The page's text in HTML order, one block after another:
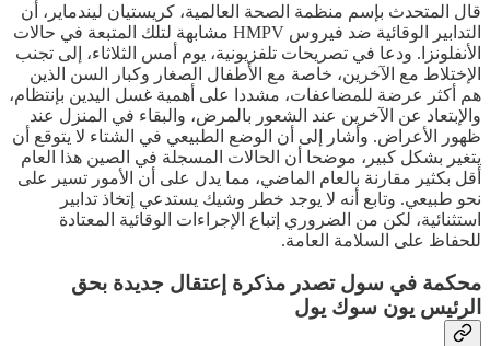
قال المتحدث بإسم منظمة الصحة العالمية، كريستيان ليندماير، أن
التدابير الوقائية ضد فيروس HMPV مشابهة لتلك المتبعة في حالات
الأنفلونزا. ودعا في تصريحات تلفزيونية، يوم أمس الثلاثاء، إلى تجنب
الإختلاط مع الآخرين، خاصة مع الأطفال الصغار وكبار السن الذين
هم أكثر عرضة للمضاعفات، مشددا على أهمية غسل اليدين بإنتظام،
والإبتعاد عن الآخرين عند الشعور بالمرض، والبقاء في المنزل عند
ظهور الأعراض. وأشار إلى أن الوضع الطبيعي في الشتاء لا يتوقع أن
يتغير بشكل كبير، موضحا أن الحالات المسجلة في الصين هذا العام
أقل بكثير مقارنة بالعام الماضي، مما يدل على أن الأمور تسير على
نحو طبيعي. وتابع أنه لا يوجد خطر وشيك يستدعي إتخاذ تدابير
استثنائية، لكن من الضروري إتباع الإجراءات الوقائية المعتادة
للحفاظ على السلامة العامة.
محكمة في سول تصدر مذكرة إعتقال جديدة بحق
الرئيس يون سوك يول